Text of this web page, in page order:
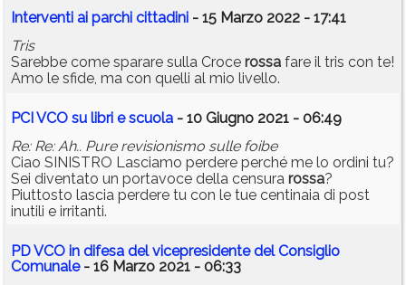
Interventi ai parchi cittadini - 15 Marzo 2022 - 17:41
Tris
Sarebbe come sparare sulla Croce rossa fare il tris con te!
Amo le sfide, ma con quelli al mio livello.
PCI VCO su libri e scuola - 10 Giugno 2021 - 06:49
Re: Re: Ah.. Pure revisionismo sulle foibe
Ciao SINISTRO Lasciamo perdere perché me lo ordini tu?
Sei diventato un portavoce della censura rossa?
Piuttosto lascia perdere tu con le tue centinaia di post
inutili e irritanti.
PD VCO in difesa del vicepresidente del Consiglio
Comunale- 16 Marzo 2021 - 06:33